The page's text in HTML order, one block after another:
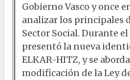
Gobierno Vasco y once
analizar los principales
Sector Social. Durante
presentó la nueva
ELKAR-HITZ, y se
modificación de la Ley